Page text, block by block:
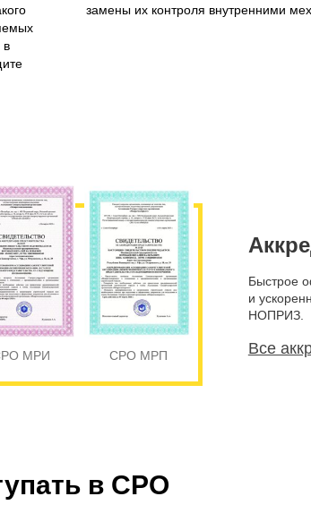
в
замены их контроля внутренними
МРИ СРО МРП
Быстрое
и
НОПРИЗ.
Все
в СРО